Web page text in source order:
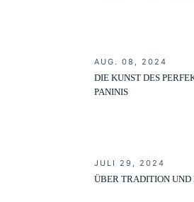
AUG. 08, 2024
DIE KUNST DES
PANINIS
JULI 29, 2024
ÜBER TRADITION